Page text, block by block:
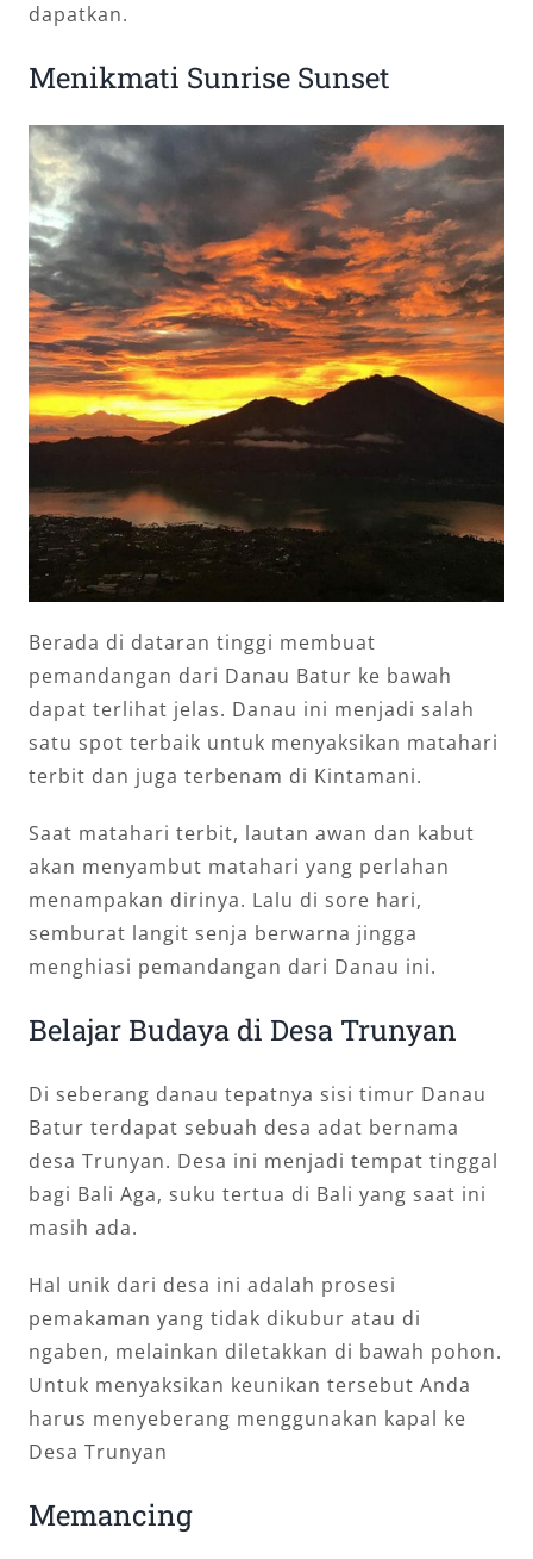
dapatkan.
Menikmati Sunrise Sunset
Berada di dataran tinggi membuat
pemandangan dari Danau Batur ke bawah
dapat terlihat jelas. Danau ini menjadi salah
satu spot terbaik untuk menyaksikan matahari
terbit dan juga terbenam di Kintamani.
Saat matahari terbit, lautan awan dan kabut
akan menyambut matahari yang perlahan
menampakan dirinya. Lalu di sore hari,
semburat langit senja berwarna jingga
menghiasi pemandangan dari Danau ini.
Belajar Budaya di Desa Trunyan
Di seberang danau tepatnya sisi timur Danau
Batur terdapat sebuah desa adat bernama
desa Trunyan. Desa ini menjadi tempat tinggal
bagi Bali Aga, suku tertua di Bali yang saat ini
masih ada.
Hal unik dari desa ini adalah prosesi
pemakaman yang tidak dikubur atau di
ngaben, melainkan diletakkan di bawah pohon.
Untuk menyaksikan keunikan tersebut Anda
harus menyeberang menggunakan kapal ke
Desa Trunyan
Memancing